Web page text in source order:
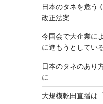
日本のタネを危う
改正法案
今国会で大企業に
に進もうとしてい
日本のタネのあり
に
大規模乾田直播は